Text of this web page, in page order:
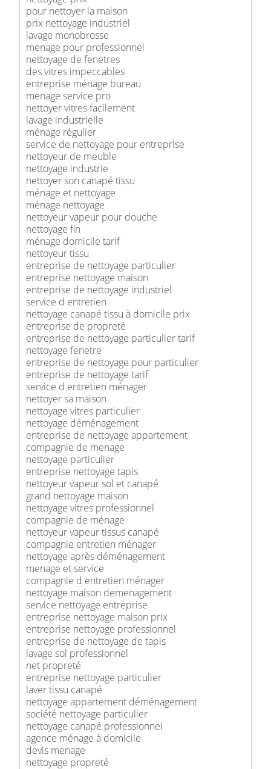
pour nettoyer la maison
prix nettoyage industriel
lavage monobrosse
menage pour professionnel
nettoyage de fenetres
des vitres impeccables
entreprise ménage bureau
menage service pro
nettoyer vitres facilement
lavage industrielle
ménage régulier
service de nettoyage pour entreprise
nettoyeur de meuble
nettoyage industrie
nettoyer son canapé tissu
ménage et nettoyage
ménage nettoyage
nettoyeur vapeur pour douche
nettoyage fin
ménage domicile tarif
nettoyeur tissu
entreprise de nettoyage particulier
entreprise nettoyage maison
entreprise de nettoyage industriel
service d entretien
nettoyage canapé tissu à domicile prix
entreprise de propreté
entreprise de nettoyage particulier tarif
nettoyage fenetre
entreprise de nettoyage pour particulier
entreprise de nettoyage tarif
service d entretien ménager
nettoyer sa maison
nettoyage vitres particulier
nettoyage déménagement
entreprise de nettoyage appartement
compagnie de menage
nettoyage particulier
entreprise nettoyage tapis
nettoyeur vapeur sol et canapé
grand nettoyage maison
nettoyage vitres professionnel
compagnie de ménage
nettoyeur vapeur tissus canapé
compagnie entretien ménager
nettoyage après déménagement
menage et service
compagnie d entretien ménager
nettoyage maison demenagement
service nettoyage entreprise
entreprise nettoyage maison prix
entreprise nettoyage professionnel
entreprise de nettoyage de tapis
lavage sol professionnel
net propreté
entreprise nettoyage particulier
laver tissu canapé
nettoyage appartement déménagement
société nettoyage particulier
nettoyage canapé professionnel
agence ménage à domicile
devis menage
nettoyage propreté